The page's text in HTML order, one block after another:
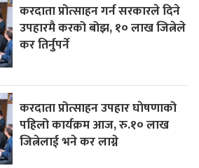
करदाता प्रोत्साहन गर्न सरकारले दिने
उपहारमै करको बोझ, १० लाख जित्नेले
कर तिर्नुपर्ने
करदाता प्रोत्साहन उपहार घाेषणाको
पहिलो कार्यक्रम आज, रु.१० लाख
जित्नेलाई भने कर लाग्ने